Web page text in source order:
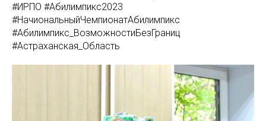
#ИРПО #Абилимпикс2023
#НачиональныйЧемпионатАбилимпикс
#Абилимпикс_ВозможностиБезГраниц
#Астраханская_Область